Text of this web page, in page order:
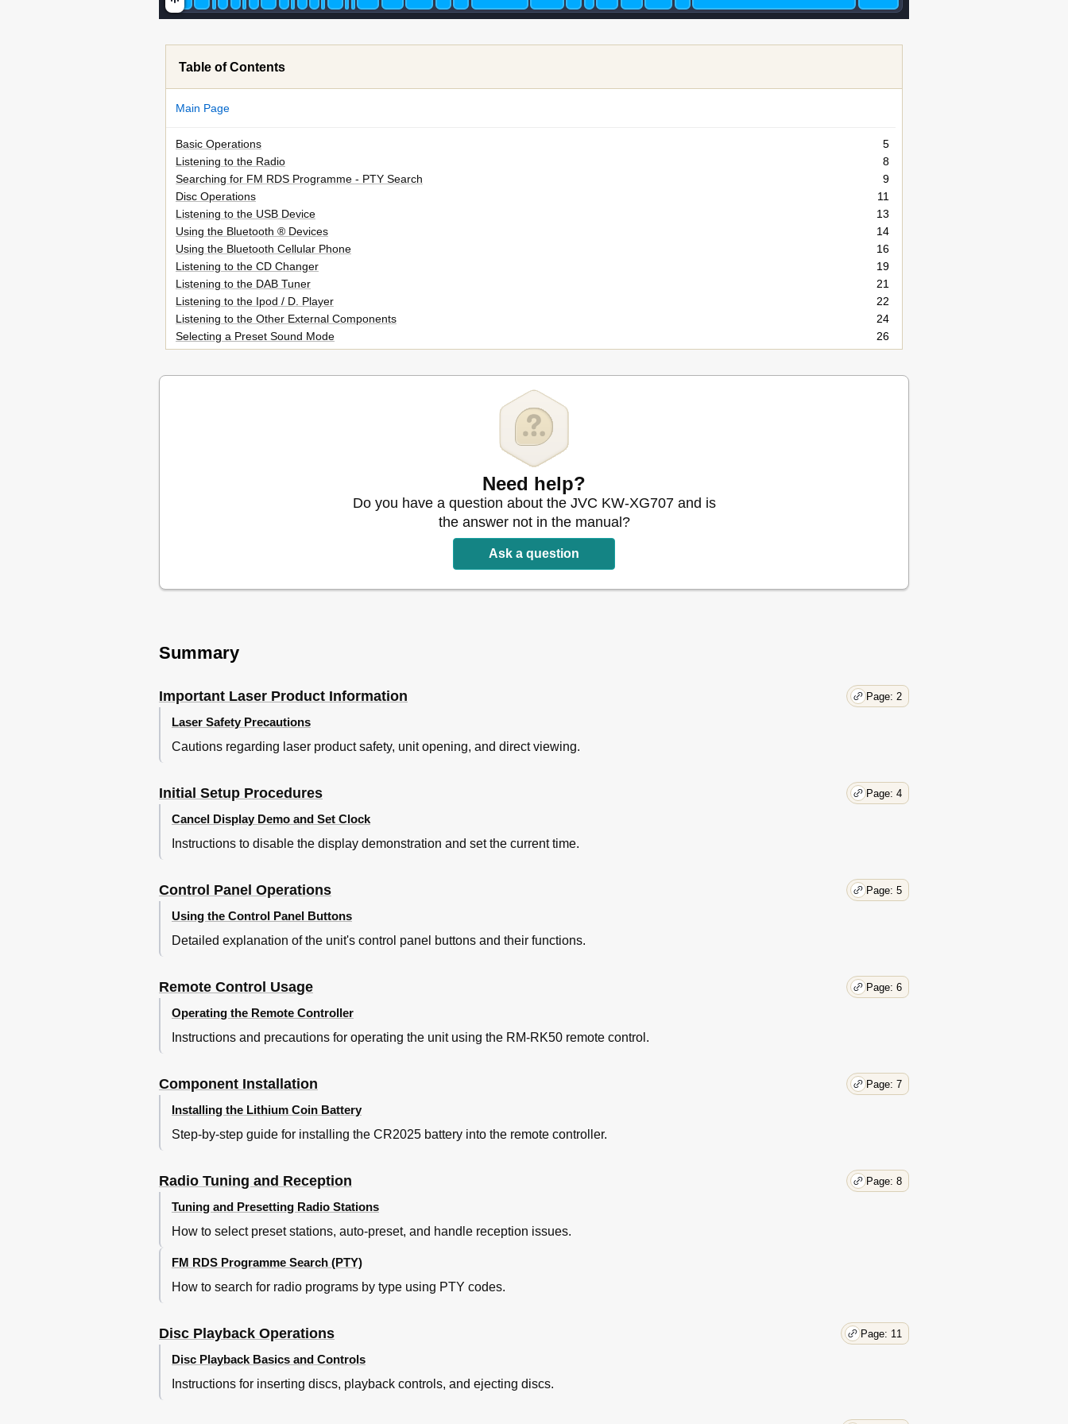
Table of Contents
Main Page
Basic Operations
5
Listening to the Radio
8
Searching for FM RDS Programme - PTY Search
9
Disc Operations
11
Listening to the USB Device
13
Using the Bluetooth ® Devices
14
Using the Bluetooth Cellular Phone
16
Listening to the CD Changer
19
Listening to the DAB Tuner
21
Listening to the Ipod / D. Player
22
Listening to the Other External Components
24
Selecting a Preset Sound Mode
26
General Settings - PSM
27
Пошук Та Усунення Несправностей
Need help?
Do you have a question about the JVC KW-XG707 and is
the answer not in the manual?
Ask a question
Summary
Important Laser Product Information Page: 2
Laser Safety Precautions
Cautions regarding laser product safety, unit opening, and direct viewing.
Initial Setup Procedures Page: 4
Cancel Display Demo and Set Clock
Instructions to disable the display demonstration and set the current time.
Control Panel Operations Page: 5
Using the Control Panel Buttons
Detailed explanation of the unit's control panel buttons and their functions.
Remote Control Usage Page: 6
Operating the Remote Controller
Instructions and precautions for operating the unit using the RM-RK50 remote control.
Component Installation Page: 7
Installing the Lithium Coin Battery
Step-by-step guide for installing the CR2025 battery into the remote controller.
Radio Tuning and Reception Page: 8
Tuning and Presetting Radio Stations
How to select preset stations, auto-preset, and handle reception issues.
FM RDS Programme Search (PTY)
How to search for radio programs by type using PTY codes.
Disc Playback Operations Page: 11
Disc Playback Basics and Controls
Instructions for inserting discs, playback controls, and ejecting discs.